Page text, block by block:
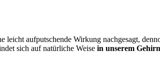
leicht aufputschende Wirkung nachgesagt,
sich auf natürliche Weise in unserem